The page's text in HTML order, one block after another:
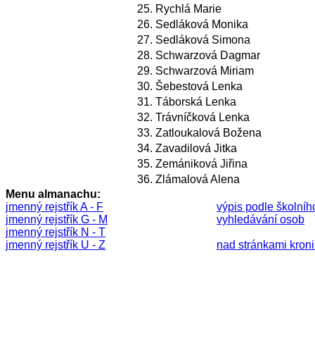
25. Rychlá Marie
26. Sedláková Monika
27. Sedláková Simona
28. Schwarzová Dagmar
29. Schwarzová Miriam
30. Šebestová Lenka
31. Táborská Lenka
32. Trávníčková Lenka
33. Zatloukalová Božena
34. Zavadilová Jitka
35. Zemániková Jiřina
36. Zlámalová Alena
Menu almanachu:
jmenný rejstřík A - F
jmenný rejstřík G - M
jmenný rejstřík N - T
jmenný rejstřík U - Z
výpis podle
vyhledávání osob
nad stránkami